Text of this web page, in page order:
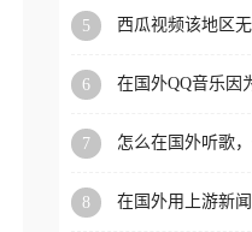
扰。
5 西瓜视频该地区
6
在国外QQ音乐因
7
怎么在国外听歌
8
在国外用上游新